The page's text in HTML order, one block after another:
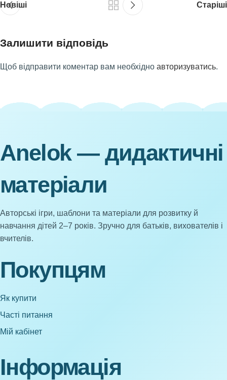
Новіші Старіші
Залишити відповідь
Щоб відправити коментар вам необхідно авторизуватись.
Anelok — дидактичні
матеріали
Авторські ігри, шаблони та матеріали для розвитку й
навчання дітей 2–7 років. Зручно для батьків, вихователів і
вчителів.
Покупцям
Як купити
Часті питання
Мій кабінет
Інформація